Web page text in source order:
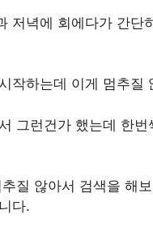
저녁에 회에다가 간
작하는데 이게 멈추
그런건가 했는데 한
질 않아서 검색을 해
다.